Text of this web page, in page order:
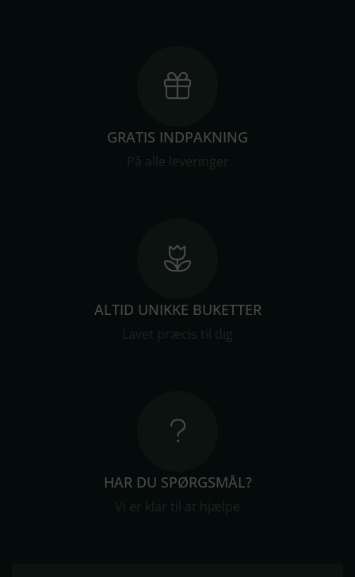
GRATIS INDPAKNING
ALTID UNIKKE BUKETTER
HAR DU SPØRGSMÅL?
Vi er klar til at hjælpe